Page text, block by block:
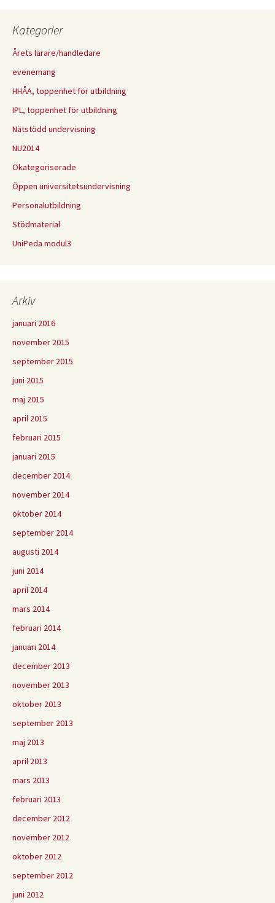
Kategorier
Årets lärare/handledare
evenemang
HHÅA, toppenhet för utbildning
IPL, toppenhet för utbildning
Nätstödd undervisning
NU2014
Okategoriserade
Öppen universitetsundervisning
Personalutbildning
Stödmaterial
UniPeda modul3
Arkiv
januari 2016
november 2015
september 2015
juni 2015
maj 2015
april 2015
februari 2015
januari 2015
december 2014
november 2014
oktober 2014
september 2014
augusti 2014
juni 2014
april 2014
mars 2014
februari 2014
januari 2014
december 2013
november 2013
oktober 2013
september 2013
maj 2013
april 2013
mars 2013
februari 2013
december 2012
november 2012
oktober 2012
september 2012
juni 2012